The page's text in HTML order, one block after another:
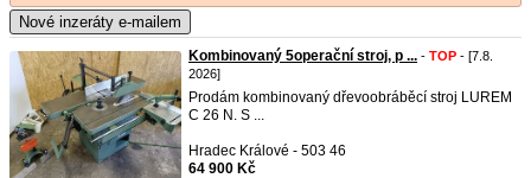
Nové inzeráty e-mailem
Kombinovaný 5operační stroj, p ... - TOP - [7.8.
2026]
Prodám kombinovaný dřevoobráběcí stroj LUREM
C 26 N. S ...
Hradec Králové - 503 46
64 900 Kč